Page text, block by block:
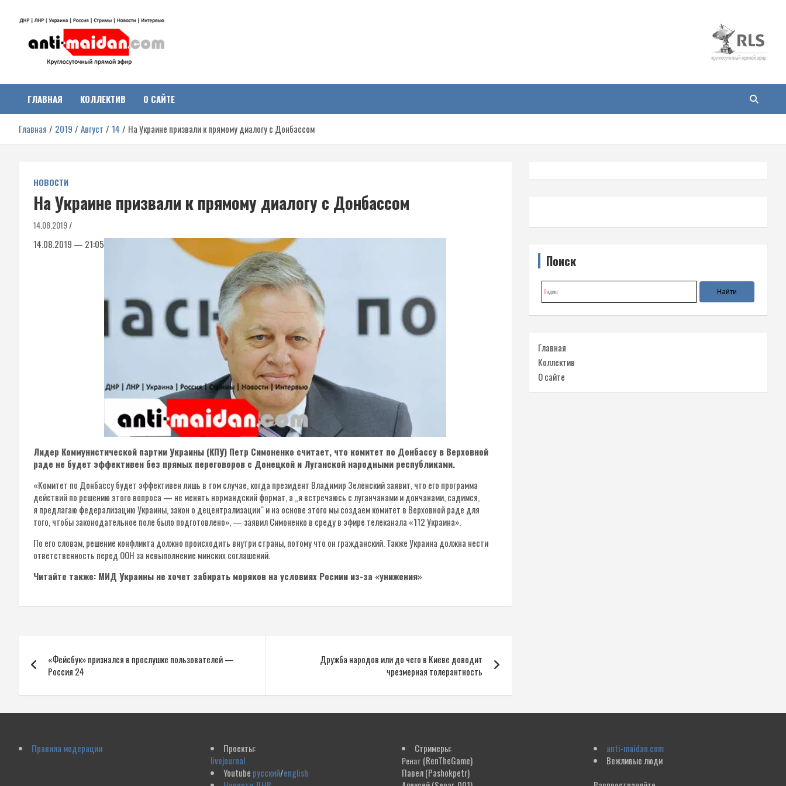
Антимайдан:
Гражданская война на
Украине
о гражданской войне на Украине, включая события в Новороссии,
ДНР, ЛНР и других регионах.
ГЛАВНАЯ КОЛЛЕКТИВ О САЙТЕ
Главная 2019 Август 14 На Украине призвали к прямому диалогу с Донбассом
НОВОСТИ
На Украине призвали к прямому диалогу с Донбассом
14.08.2019
14.08.2019 — 21:05
Лидер Коммунистической партии Украины (КПУ) Петр Симоненко считает, что комитет по Донбассу в Верховной
раде не будет эффективен без прямых переговоров с Донецкой и Луганской народными республиками.
«Комитет по Донбассу будет эффективен лишь в том случае, когда президент Владимир Зеленский заявит, что его программа
действий по решению этого вопроса — не менять нормандский формат, а „я встречаюсь с луганчанами и дончанами, садимся,
я предлагаю федерализацию Украины, закон о децентрализации“ и на основе этого мы создаем комитет в Верховной раде для
того, чтобы законодательное поле было подготовлено», — заявил Симоненко в среду в эфире телеканала «112 Украина».
По его словам, решение конфликта должно происходить внутри страны, потому что он гражданский. Также Украина должна нести
ответственность перед ООН за невыполнение минских соглашений.
Читайте также: МИД Украины не хочет забирать моряков на условиях Росиии из-за «унижения»
по
записям
«Фейсбук» признался в прослушке пользователей —
Россия 24
Дружба народов или до чего в Киеве доводит
чрезмерная толерантность
Поиск
Главная
Коллектив
О сайте
Правила модерации
Проекты:
livejournal
Youtube русский/english
Стримеры:
Ренат (RenTheGame)
Павел(Pashokpetr)
anti-maidan.com
Вежливые люди